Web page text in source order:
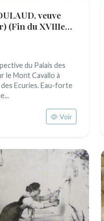
veuve
(Fin du XVIIIe
du Palais des
le Mont Cavallo à
des Ecuries. Eau-forte
Voir